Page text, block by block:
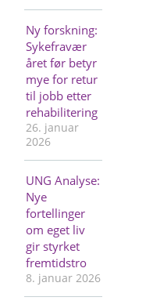
Ny forskning:
Sykefravær
året før betyr
mye for retur
til jobb etter
rehabilitering
26. januar
2026
UNG Analyse:
Nye
fortellinger
om eget liv
gir styrket
fremtidstro
8. januar 2026